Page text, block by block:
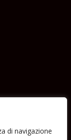
di navigazione